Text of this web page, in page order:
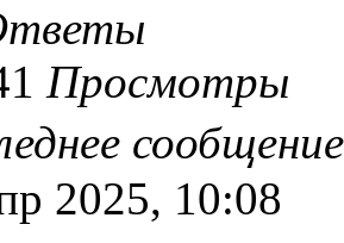
Просмотры
2025, 10:08